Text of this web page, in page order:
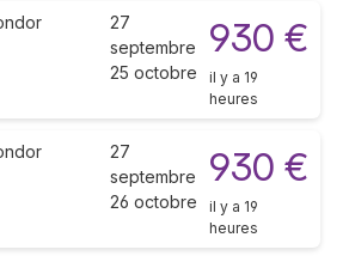
27
septembre
25 octobre
930 €
il y a 19
heures
27
septembre
26 octobre
930 €
il y a 19
heures